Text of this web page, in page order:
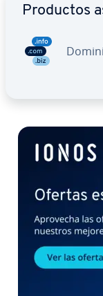
Productos